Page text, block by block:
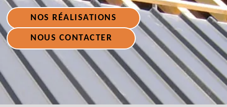
NOS RÉALISATIONS
NOUS CONTACTER